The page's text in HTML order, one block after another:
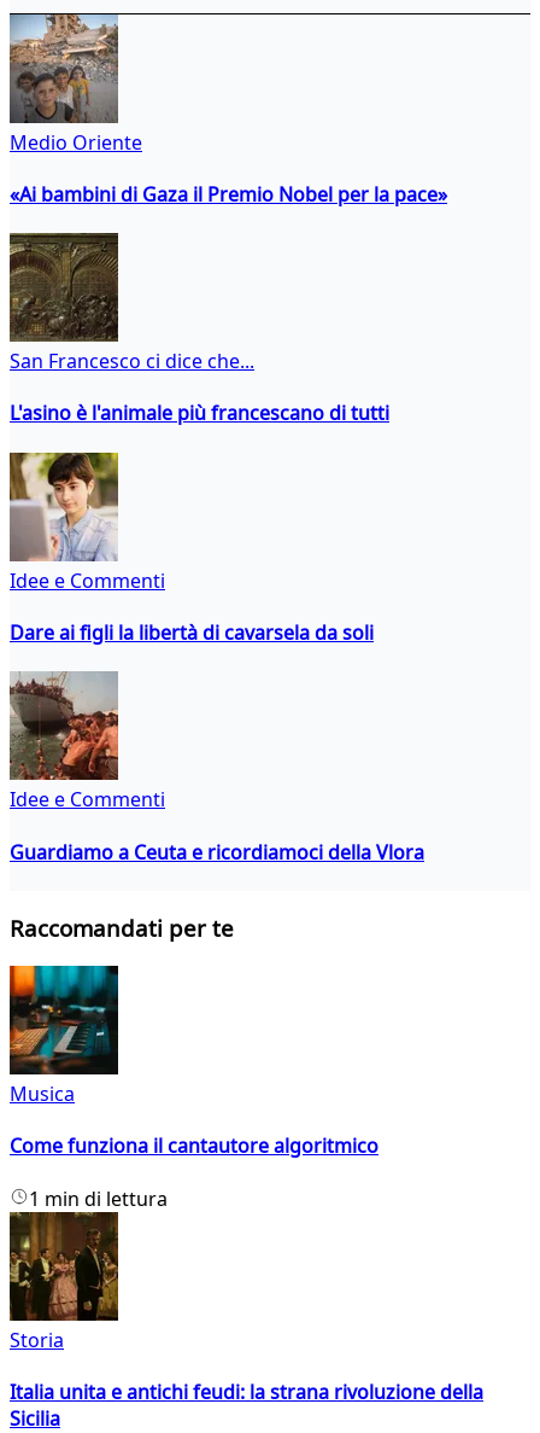
Medio Oriente
«Ai bambini di Gaza il Premio Nobel per la pace»
San Francesco ci dice che...
L'asino è l'animale più francescano di tutti
Idee e Commenti
Dare ai figli la libertà di cavarsela da soli
Idee e Commenti
Guardiamo a Ceuta e ricordiamoci della Vlora
Raccomandati per te
Musica
Come funziona il cantautore algoritmico
1 min di lettura
Storia
Italia unita e antichi feudi: la strana rivoluzione della
Sicilia